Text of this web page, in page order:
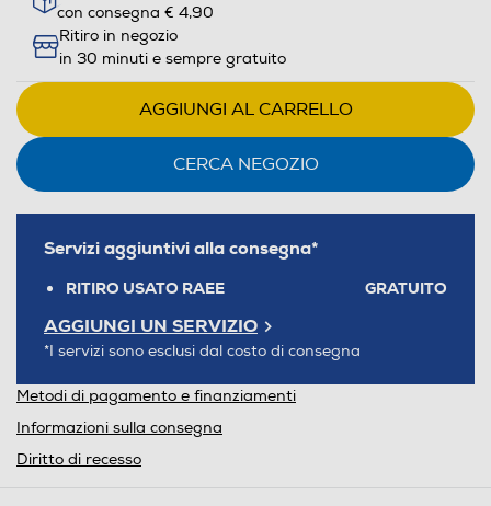
con consegna € 4,90
Ritiro in negozio
in 30 minuti e sempre gratuito
AGGIUNGI AL CARRELLO
CERCA NEGOZIO
Servizi aggiuntivi alla consegna*
RITIRO USATO RAEE GRATUITO
AGGIUNGI UN SERVIZIO
*I servizi sono esclusi dal costo di consegna
Metodi di pagamento e finanziamenti
Informazioni sulla consegna
Diritto di recesso